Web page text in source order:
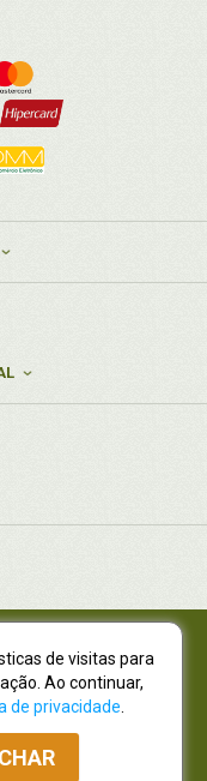
0001-19
0001-80
São Lourenço |
310
(41) 4009-3939
de visitas para
Ao continuar,
de privacidade